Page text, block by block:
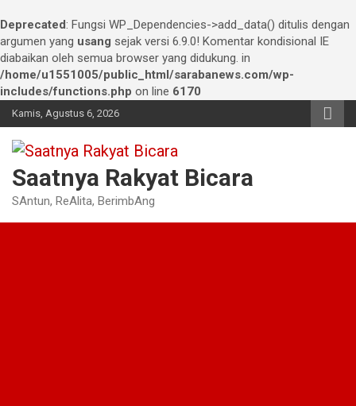
Deprecated: Fungsi WP_Dependencies->add_data() ditulis dengan
argumen yang usang sejak versi 6.9.0! Komentar kondisional IE
diabaikan oleh semua browser yang didukung. in
/home/u1551005/public_html/sarabanews.com/wp-
includes/functions.php on line 6170
Skip
to
content
Kamis, Agustus 6, 2026
Saatnya Rakyat Bicara
SAntun, ReAlita, BerimbAng